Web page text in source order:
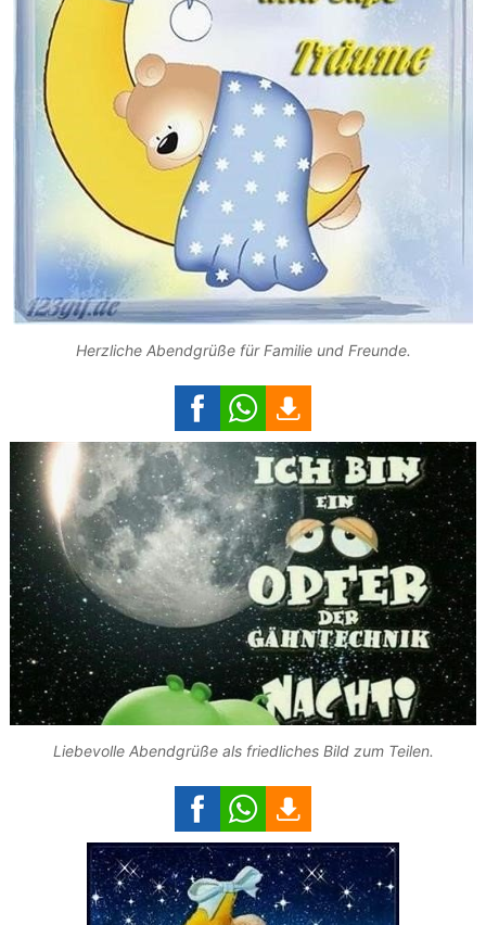
Herzliche Abendgrüße für Familie und Freunde.
Liebevolle Abendgrüße als friedliches Bild zum Teilen.